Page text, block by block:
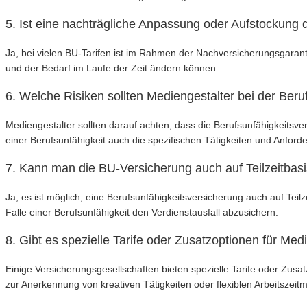
5. Ist eine nachträgliche Anpassung oder Aufstockung
Ja, bei vielen BU-Tarifen ist im Rahmen der
und der Bedarf im Laufe der Zeit ändern können.
6. Welche Risiken sollten Mediengestalter bei der
Mediengestalter sollten darauf achten, dass die
einer Berufsunfähigkeit auch die spezifischen Tätigkeiten und
7. Kann man die BU-Versicherung auch auf
Ja, es ist möglich, eine Berufsunfähigkeitsversicherung auch auf
Falle einer Berufsunfähigkeit den Verdienstausfall abzusichern.
8. Gibt es spezielle Tarife oder Zusatzoptionen für
Einige Versicherungsgesellschaften bieten spezielle Tarife oder
zur Anerkennung von kreativen Tätigkeiten oder flexiblen